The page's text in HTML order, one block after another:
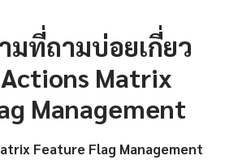
มที่ถามบ่อยเกี่ยว
Matrix
Management
Feature Flag Management